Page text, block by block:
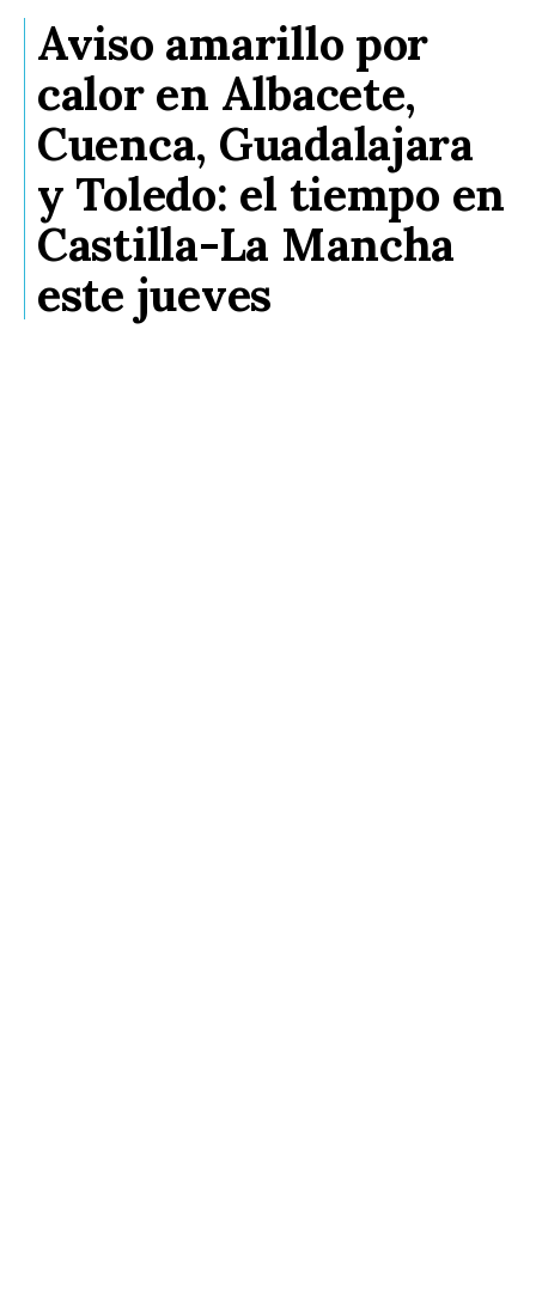
Aviso amarillo por
calor en Albacete,
Cuenca, Guadalajara
y Toledo: el tiempo en
Castilla-La Mancha
este jueves